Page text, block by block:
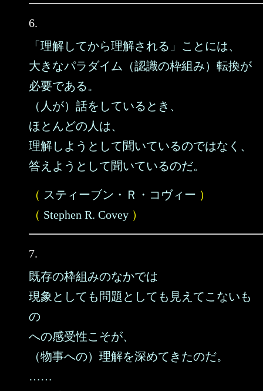
6.
「理解してから理解される」ことには、
大きなパラダイム（認識の枠組み）転換が
必要である。
（人が）話をしているとき、
ほとんどの人は、
理解しようとして聞いているのではなく、
答えようとして聞いているのだ。
（ スティーブン・Ｒ・コヴィー ）
（ Stephen R. Covey ）
7.
既存の枠組みのなかでは
現象としても問題としても見えてこないも
の
への感受性こそが、
（物事への）理解を深めてきたのだ。
……